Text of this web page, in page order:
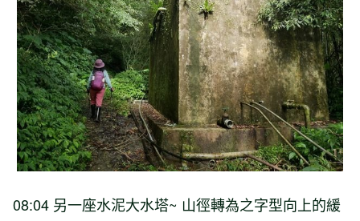
08:04 另一座水泥大水塔~ 山徑轉為之字型向上的緩